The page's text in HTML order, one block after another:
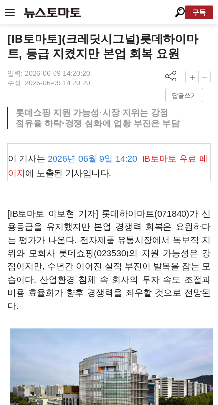
구독
[IB토마토](크레딧시그널)롯데하이마
트, 등급 지켰지만 본업 회복 요원
입력: 2026-06-09 14:20:20
수정: 2026-06-09 14:20:20
답글쓰기
롯데쇼핑 지원 가능성·시장 지위는 강점
점유율 하락·경쟁 심화에 업황 부진은 부담
이 기사는 2026년 06월 9일 14:20 IB토마토 유료 페
이지 에 노출된 기사입니다.
[IB토마토 이보현 기자] 롯데하이마트(071840)가 신
용등급을 유지했지만 본업 경쟁력 회복은 요원하다
는 평가가 나온다. 전자제품 유통시장에서 독보적 지
위와 모회사 롯데쇼핑(023530)의 지원 가능성은 강
점이지만, 수년간 이어진 실적 부진이 발목을 잡는 모
습이다. 산업환경 침체 속 회사의 투자 속도 조절과
비용 효율화가 향후 경쟁력을 좌우할 것으로 전망된
다.